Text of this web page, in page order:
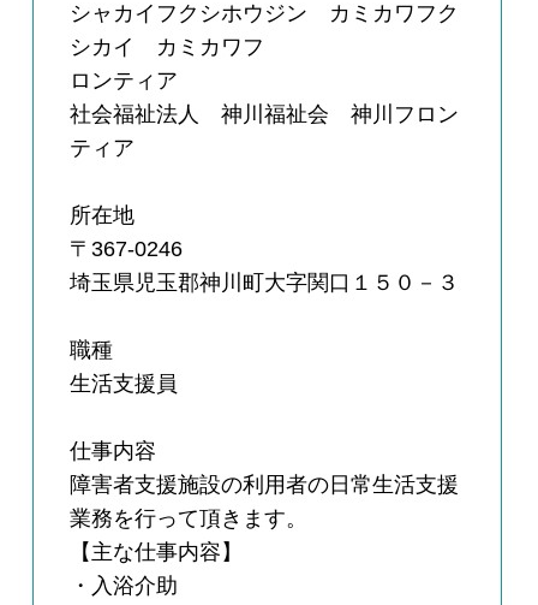
シャカイフクシホウジン カミカワフク
シカイ カミカワフ
ロンティア
社会福祉法人 神川福祉会 神川フロン
ティア
所在地
〒367-0246
埼玉県児玉郡神川町大字関口１５０－３
職種
生活支援員
仕事内容
障害者支援施設の利用者の日常生活支援
業務を行って頂きます。
【主な仕事内容】
・入浴介助